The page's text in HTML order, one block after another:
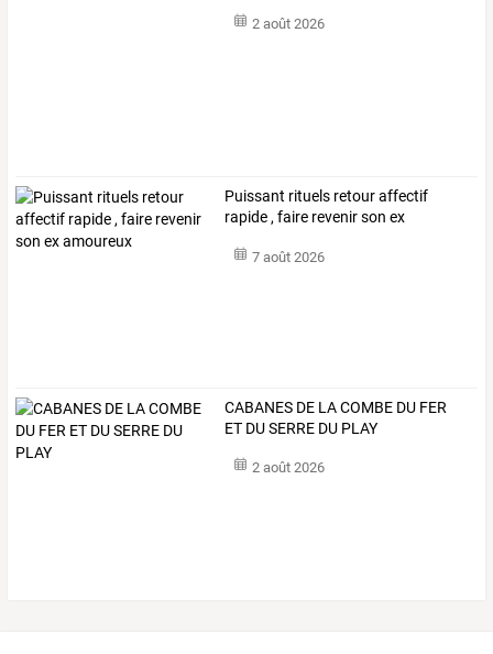
2 août 2026
Puissant rituels retour affectif
rapide , faire revenir son ex
7 août 2026
CABANES DE LA COMBE DU FER
ET DU SERRE DU PLAY
2 août 2026